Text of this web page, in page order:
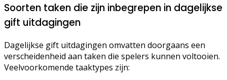
Soorten taken die zijn inbegrepen in dagelijkse
gift uitdagingen
Dagelijkse gift uitdagingen omvatten doorgaans een
verscheidenheid aan taken die spelers kunnen voltooien.
Veelvoorkomende taaktypes zijn: